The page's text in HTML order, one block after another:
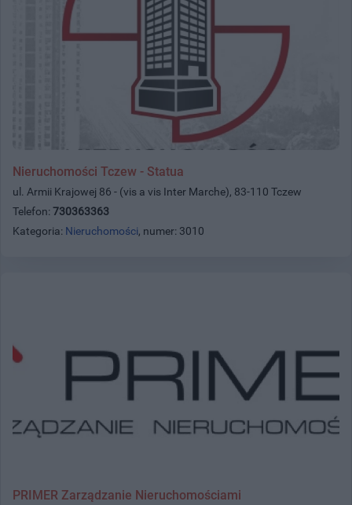
Nieruchomości Tczew - Statua
ul. Armii Krajowej 86 - (vis a vis Inter Marche), 83-110 Tczew
Telefon: 730363363
Kategoria: Nieruchomości, numer: 3010
PRIMER Zarządzanie Nieruchomościami